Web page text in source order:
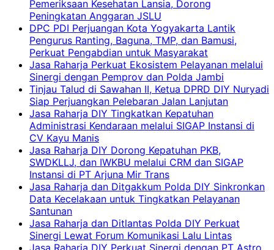
Pemeriksaan Kesehatan Lansia, Dorong
Peningkatan Anggaran JSLU
DPC PDI Perjuangan Kota Yogyakarta Lantik
Pengurus Ranting, Baguna, TMP, dan Bamusi,
Perkuat Pengabdian untuk Masyarakat
Jasa Raharja Perkuat Ekosistem Pelayanan melalui
Sinergi dengan Pemprov dan Polda Jambi
Tinjau Talud di Sawahan II, Ketua DPRD DIY Nuryadi
Siap Perjuangkan Pelebaran Jalan Lanjutan
Jasa Raharja DIY Tingkatkan Kepatuhan
Administrasi Kendaraan melalui SIGAP Instansi di
CV Kayu Manis
Jasa Raharja DIY Dorong Kepatuhan PKB,
SWDKLLJ, dan IWKBU melalui CRM dan SIGAP
Instansi di PT Arjuna Mir Trans
Jasa Raharja dan Ditgakkum Polda DIY Sinkronkan
Data Kecelakaan untuk Tingkatkan Pelayanan
Santunan
Jasa Raharja dan Ditlantas Polda DIY Perkuat
Sinergi Lewat Forum Komunikasi Lalu Lintas
Jasa Raharja DIY Perkuat Sinergi dengan PT Astro